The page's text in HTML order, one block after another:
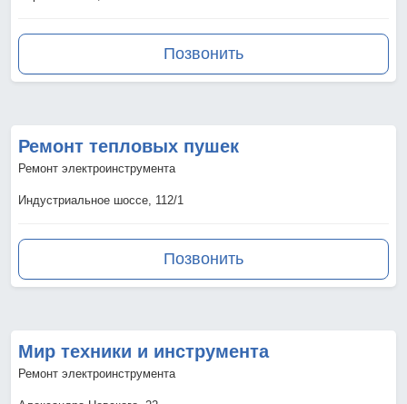
Позвонить
Ремонт тепловых пушек
Ремонт электроинструмента
Индустриальное шоссе, 112/1
Позвонить
Мир техники и инструмента
Ремонт электроинструмента